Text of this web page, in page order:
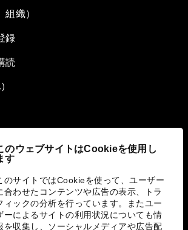
のウェブサイトはCookieを使用し
す
のサイトではCookieを使って、ユーザー
合わせたコンテンツや広告の表示、トラ
ィックの分析を行っています。またユー
ーによるサイトの利用状況についても情
を収集し、ソーシャルメディアや広告配
織）
録
読
の取り組み
)